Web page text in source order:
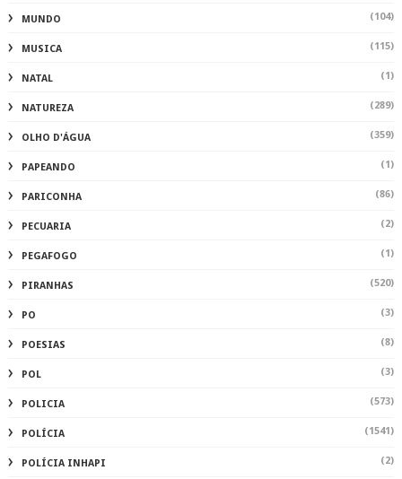
MUNDO (104)
MUSICA (115)
NATAL (1)
NATUREZA (289)
OLHO D'ÁGUA (359)
PAPEANDO (1)
PARICONHA (86)
PECUARIA (2)
PEGAFOGO (1)
PIRANHAS (520)
PO (3)
POESIAS (8)
POL (3)
POLICIA (573)
POLÍCIA (1541)
POLÍCIA INHAPI (2)